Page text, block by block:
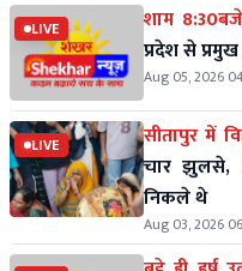
LIVE शाम
प्रदेश से
Aug 05, 2026
LIVE
चार झुलसे,
निकले थे
Aug 03, 2026